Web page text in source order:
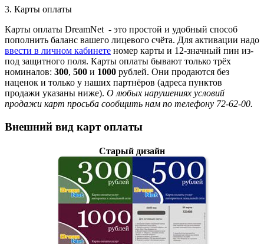
3. Карты оплаты
Карты оплаты DreamNet - это простой и удобный способ
пополнить баланс вашего лицевого счёта. Для активации надо
ввести в личном кабинете номер карты и 12-значный пин из-
под защитного поля. Карты оплаты бывают только трёх
номиналов: 300, 500 и 1000 рублей. Они продаются без
наценок и только у наших партнёров (адреса пунктов
продажи указаны ниже). О любых нарушениях условий
продажи карт просьба сообщить нам по телефону 72-62-00.
Внешний вид карт оплаты
Старый дизайн